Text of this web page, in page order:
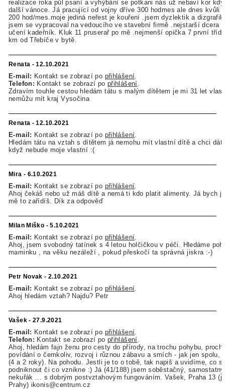
realizace roka půl psaní a vyhýbání se potkani nás už nebaví kor
další vánoce. Já pracující od vojny dříve 300 hodmes ale dnes kvůli
200 hod/mes.moje jediná neřest je kouření .jsem dyzlektik a
jsem se vypracoval na vedoucího ve stavební firmě .nejstarší dcera
učení kadeřník. Kluk 11 pruserař po mě .nejmenší opička 7 první
km od Třebíče v bytě.
Renata - 12.10.2021
E-mail: Kontakt se zobrazí po přihlášení
Telefon: Kontakt se zobrazí po přihlášení
Zdravím touhle cestou hledám tátu s malým dítětem je mi 31 let
nemůžu mít kraj Vysočina
Renata - 12.10.2021
E-mail: Kontakt se zobrazí po přihlášení
Hledám tátu na vztah s dítětem já nemohu mít vlastní dítě a chci
když nebude moje vlastní :(
Mira - 6.10.2021
E-mail: Kontakt se zobrazí po přihlášení
Ahoj čekáš nebo už máš dítě a nemá ti kdo platit alimenty. Já bych
mě to zařídíš. Dík za odpověď
Milan Miško - 5.10.2021
E-mail: Kontakt se zobrazí po přihlášení
Ahoj, jsem svobodný tatínek s 4 letou holčičkou v péči. Hledáme
maminku , na věku nezáleží , pokud přeskočí ta správná jiskra :-)
Petr Novak - 2.10.2021
E-mail: Kontakt se zobrazí po přihlášení
Ahoj hledám vztah? Najdu? Petr
Vašek - 27.9.2021
E-mail: Kontakt se zobrazí po přihlášení
Telefon: Kontakt se zobrazí po přihlášení
Ahoj, hledám fajn ženu pro cesty do přírody, na trochu pohybu,
povídání o čemkoliv, rozvoj i různou zábavu a smích - jak jen spolu,
(4 a 2 roky). Na pohodu. Jestli je to o tobě, tak napiš a uvidíme, co
podniknout či co vznikne :) Já (41/188) jsem soběstačný,
nekuřák ... s dobrým postvztahovým fungováním. Vašek, Praha 13
Prahy) ikonis@centrum.cz